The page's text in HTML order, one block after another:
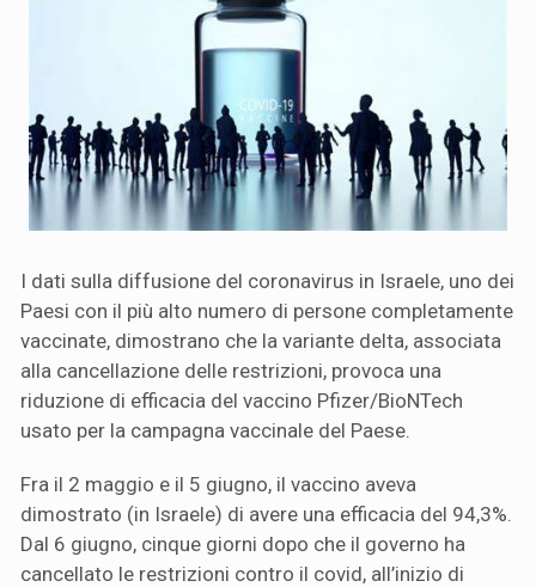
I dati sulla diffusione del coronavirus in Israele, uno dei
Paesi con il più alto numero di persone completamente
vaccinate, dimostrano che la variante delta, associata
alla cancellazione delle restrizioni, provoca una
riduzione di efficacia del vaccino Pfizer/BioNTech
usato per la campagna vaccinale del Paese.
Fra il 2 maggio e il 5 giugno, il vaccino aveva
dimostrato (in Israele) di avere una efficacia del 94,3%.
Dal 6 giugno, cinque giorni dopo che il governo ha
cancellato le restrizioni contro il covid, all’inizio di